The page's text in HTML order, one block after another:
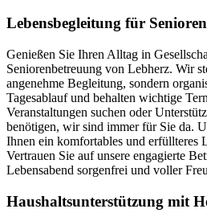
Lebensbegleitung für
Genießen Sie Ihren Alltag in
Seniorenbetreuung von Lebherz. Wir
angenehme Begleitung, sondern
Tagesablauf und behalten wichtige
Veranstaltungen suchen oder
benötigen, wir sind immer für Sie da.
Ihnen ein komfortables und erfüllteres
Vertrauen Sie auf unsere engagierte
Lebensabend sorgenfrei und voller
Haushalts­unterstützung mit